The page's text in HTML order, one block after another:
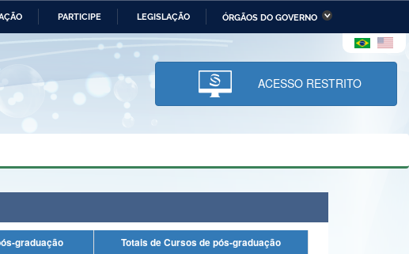
PARTICIPE LEGISLAÇÃO ÓRGÃOS DO GOVERNO
Ministério da Economia Ministério da Infraestrutura
Ministério da Ciência,
Tecnologia, Inovações e
Comunicações
e dos Direitos Humanos
Planalto
ACESSO RESTRITO
de Programas de pós-graduação
Totais de Cursos de pós-graduação